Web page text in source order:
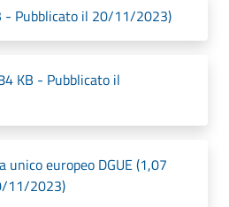
- Pubblicato il 20/11/2023)
KB - Pubblicato il
unico europeo DGUE (1,07
11/2023)